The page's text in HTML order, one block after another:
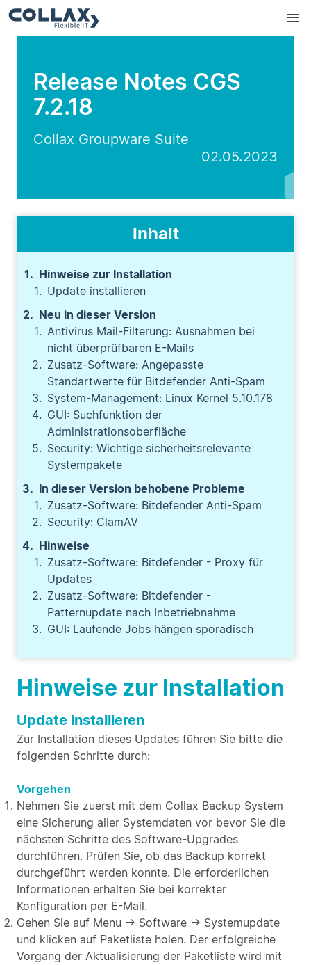
Release Notes CGS
7.2.18
Collax Groupware Suite
02.05.2023
Hinweise zur Installation
Update installieren
Zur Installation dieses Updates führen Sie bitte die
folgenden Schritte durch:
Vorgehen
Nehmen Sie zuerst mit dem Collax Backup System
eine Sicherung aller Systemdaten vor bevor Sie die
nächsten Schritte des Software-Upgrades
durchführen. Prüfen Sie, ob das Backup korrekt
durchgeführt werden konnte. Die erforderlichen
Informationen erhalten Sie bei korrekter
Konfiguration per E-Mail.
Gehen Sie auf Menu → Software → Systemupdate
und klicken auf Paketliste holen. Der erfolgreiche
Vorgang der Aktualisierung der Paketliste wird mit
Inhalt
Hinweise zur Installation
Update installieren
Neu in dieser Version
Antivirus Mail-Filterung: Ausnahmen bei
nicht überprüfbaren E-Mails
Zusatz-Software: Angepasste
Standartwerte für Bitdefender Anti-Spam
System-Management: Linux Kernel 5.10.178
GUI: Suchfunktion der
Administrationsoberfläche
Security: Wichtige sicherheitsrelevante
Systempakete
In dieser Version behobene Probleme
Zusatz-Software: Bitdefender Anti-Spam
Security: ClamAV
Hinweise
Zusatz-Software: Bitdefender - Proxy für
Updates
Zusatz-Software: Bitdefender -
Patternupdate nach Inbetriebnahme
GUI: Laufende Jobs hängen sporadisch